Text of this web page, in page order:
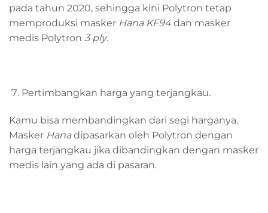
pada tahun 2020, sehingga kini Polytron tetap
memproduksi masker Hana KF94dan masker
medis Polytron 3 ply.
Pertimbangkan harga yang terjangkau.
Kamu bisa membandingkan dari segi harganya.
Masker Hanadipasarkan oleh Polytron dengan
harga terjangkau jika dibandingkan dengan masker
medis lain yang ada di pasaran.